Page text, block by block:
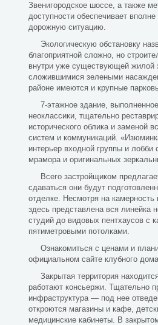
Звенигородское шоссе, а также
доступности обеспечивает
дорожную ситуацию.
Экологическую обстановку
благоприятной сложно, но
внутри уже существующей жилой
сложившимися зелеными
районе имеются и крупные
7-этажное здание,
неоклассики, тщательно
исторического облика и заменой
систем и коммуникаций.
интерьер входной группы и лобби
мрамора и оригинальных
Всего застройщиком
сдаваться они будут
отделке. Несмотря на камерность
здесь представлена вся линейка
студий до видовых пентхаусов с
пятиметровыми потолками.
Ознакомиться с ценами и
официальном сайте клубного
Закрытая территория
работают консьержи. Тщательно
инфраструктура — под нее
откроются магазины и кафе,
медицинские кабинеты. В